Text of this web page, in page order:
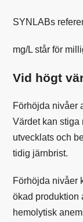
SYNLABs
mg/L står för
Vid högt
Förhöjda nivåer
Värdet kan stiga
utvecklats och
tidig järnbrist.
Förhöjda nivåer
ökad produktion
hemolytisk